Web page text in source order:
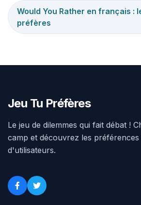
Would You Rather en français :
préfères
Jeu Tu Préfères
Le jeu de dilemmes qui fait débat !
camp et découvrez les préférences
d'utilisateurs.